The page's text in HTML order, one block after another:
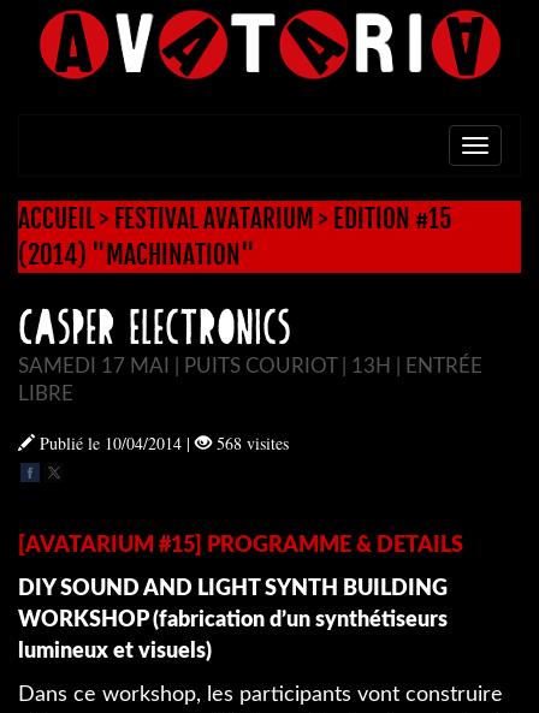
ACCUEIL> FESTIVAL AVATARIUM > EDITION #15
(2014) "MACHINATION"
Casper Electronics
SAMEDI 17 MAI | PUITS COURIOT | 13H | ENTRÉE
LIBRE
Publié le 10/04/2014 | 568 visites
[AVATARIUM #15] PROGRAMME & DETAILS
DIY SOUND AND LIGHT SYNTH BUILDING
WORKSHOP (fabrication d’un synthétiseurs
lumineux et visuels)
Dans ce workshop, les participants vont construire